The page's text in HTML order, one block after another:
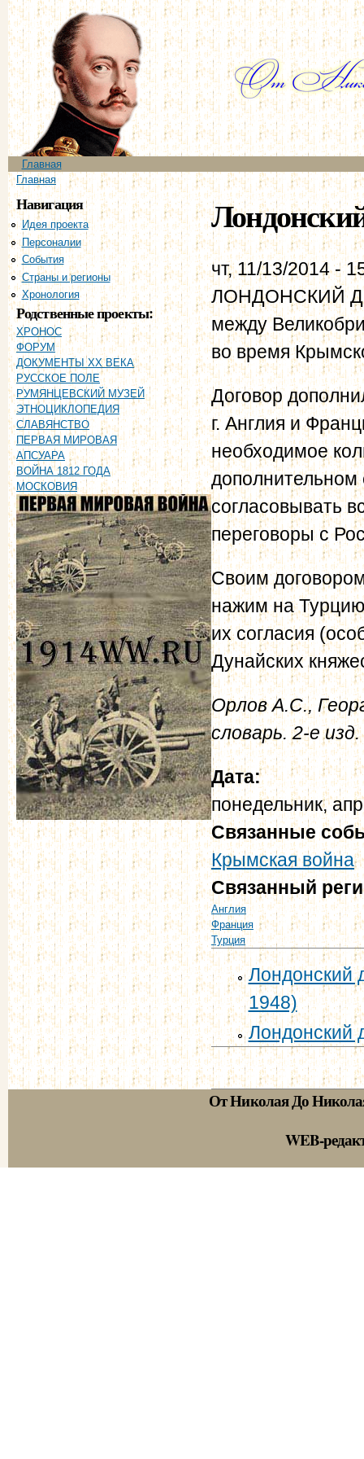
Главное меню
Главная
Вы здесь
Главная
Навигация
Идея проекта
Персоналии
События
Страны и регионы
Хронология
Родственные проекты:
ХРОНОС
ФОРУМ
ДОКУМЕНТЫ XX ВЕКА
РУССКОЕ ПОЛЕ
РУМЯНЦЕВСКИЙ МУЗЕЙ
ЭТНОЦИКЛОПЕДИЯ
СЛАВЯНСТВО
ПЕРВАЯ МИРОВАЯ
АПСУАРА
ВОЙНА 1812 ГОДА
МОСКОВИЯ
чт, 11/13/2014 -
ЛОНДОНСКИЙ
между
во время
Договор
г. Англия и
необходимое
согласовывать
переговоры с
Своим
нажим на
их согласия
Дунайских
Орлов А.С.,
словарь. 2-е
Дата:
понедельник,
Связанные
Крымская война
Связанный
Англия
Франция
Турция
Лондонский
1948)
Лондонский
От Николая До
WEB-